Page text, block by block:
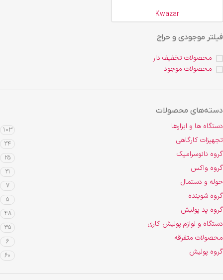
فیلتر موجودی و حراج
محصولات تخفیف دار
محصولات موجود
دسته‌های محصولات
دستگاه ها و ابزارها 103
تجهیزات کارگاهی 24
گروه نانوسرامیک 25
گروه واکس 21
حوله و دستمال 7
گروه شوینده 5
گروه پد پولیش 48
دستگاه و لوازم پولیش کاری 35
محصولات متفرقه 6
گروه پولیش 60
Kwazar